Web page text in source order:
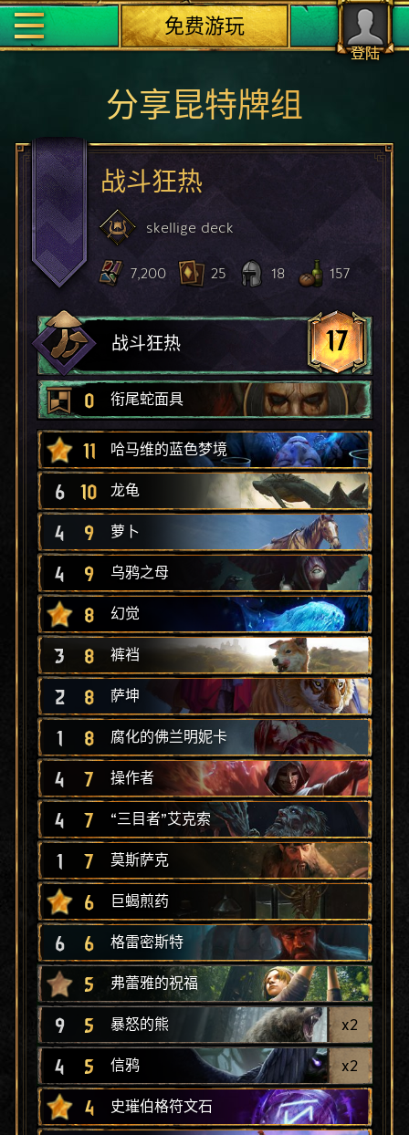
登陆
免费游玩
分享昆特牌组
战斗狂热
skellige deck
7,200 25 18 157
战斗狂热 17
0 衔尾蛇面具
11 哈马维的蓝色梦境
6 10 龙龟
4 9 萝卜
4 9 乌鸦之母
8 幻觉
3 8 裤裆
2 8 萨坤
1 8 腐化的佛兰明妮卡
4 7 操作者
4 7 “三目者”艾克索
1 7 莫斯萨克
6 巨蝎煎药
6 6 格雷密斯特
5 弗蕾雅的祝福
9 5 暴怒的熊 x2
4 5 信鸦 x2
4 史璀伯格符文石